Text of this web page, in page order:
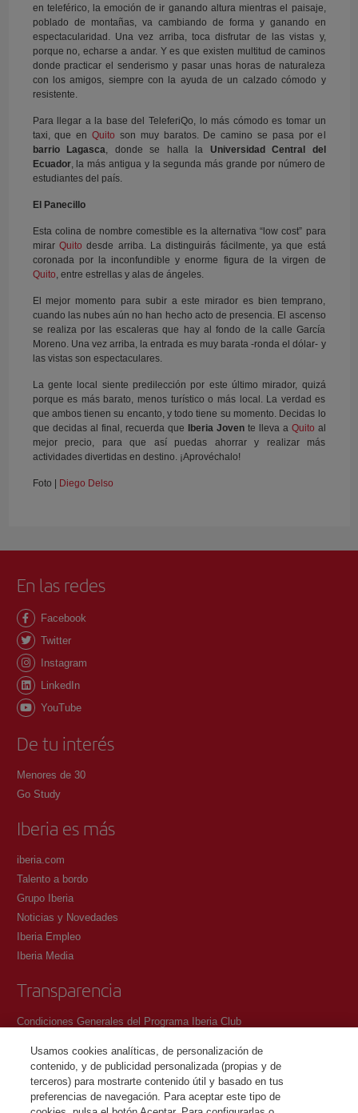
en teleférico, la emoción de ir ganando altura mientras el paisaje,
poblado de montañas, va cambiando de forma y ganando en
espectacularidad. Una vez arriba, toca disfrutar de las vistas y,
porque no, echarse a andar. Y es que existen multitud de caminos
donde practicar el senderismo y pasar unas horas de naturaleza
con los amigos, siempre con la ayuda de un calzado cómodo y
resistente.
Para llegar a la base del TeleferiQo, lo más cómodo es tomar un
taxi, que en Quito son muy baratos. De camino se pasa por el
barrio Lagasca , donde se halla la Universidad Central del
Ecuador, la más antigua y la segunda más grande por número de
estudiantes del país.
El Panecillo
Esta colina de nombre comestible es la alternativa “low cost” para
mirar Quito desde arriba. La distinguirás fácilmente, ya que está
coronada por la inconfundible y enorme figura de la virgen de
Quito , entre estrellas y alas de ángeles.
El mejor momento para subir a este mirador es bien temprano,
cuando las nubes aún no han hecho acto de presencia. El ascenso
se realiza por las escaleras que hay al fondo de la calle García
Moreno. Una vez arriba, la entrada es muy barata -ronda el dólar- y
las vistas son espectaculares.
La gente local siente predilección por este último mirador, quizá
porque es más barato, menos turístico o más local. La verdad es
que ambos tienen su encanto, y todo tiene su momento. Decidas lo
que decidas al final, recuerda que Iberia Jovente lleva a Quito al
mejor precio, para que así puedas ahorrar y realizar más
actividades divertidas en destino. ¡Aprovéchalo!
Foto | Diego Delso
En las redes
Facebook
Twitter
Instagram
LinkedIn
YouTube
De tu interés
Menores de 30
Go Study
Iberia es más
iberia.com
Talento a bordo
Grupo Iberia
Noticias y Novedades
Iberia Empleo
Iberia Media
Transparencia
Condiciones Generales del Programa Iberia Club
Política de protección de datos personales
Gestión y Política de cookies
Contacto
Usamos cookies analíticas, de personalización de
contenido, y de publicidad personalizada (propias y de
terceros) para mostrarte contenido útil y basado en tus
preferencias de navegación. Para aceptar este tipo de